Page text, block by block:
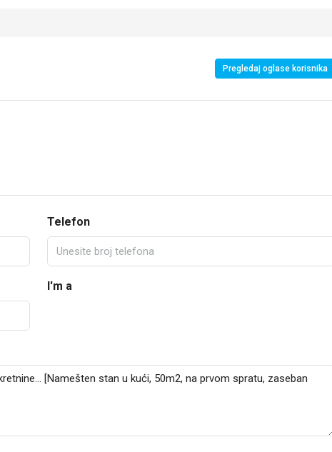
Pregledaj oglase korisnika
Telefon
I'm a